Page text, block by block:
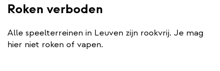
Roken verboden
Alle speelterreinen in Leuven zijn rookvrij. Je mag
hier niet roken of vapen.